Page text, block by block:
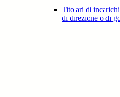
Titolari di
di direzione o di